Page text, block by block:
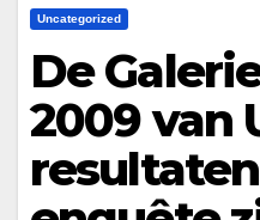
Uncategorized
De
2009 van